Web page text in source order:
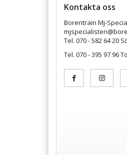
Kontakta oss
Borentrain Mj-
Tel. 070 - 582 64 20
Tel. 070 - 395 97 96